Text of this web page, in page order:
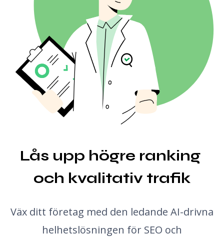
Autofyll
Länkande TLDs
Bulk Backlink Checker
AI-rubrikgenerator
AI-outlinergenerator
Översättare
Utdragsförhandsvisning
Generator för blogginläggsidéer
Lås upp högre ranking
och kvalitativ trafik
Väx ditt företag med den ledande AI-drivna
helhetslösningen för SEO och